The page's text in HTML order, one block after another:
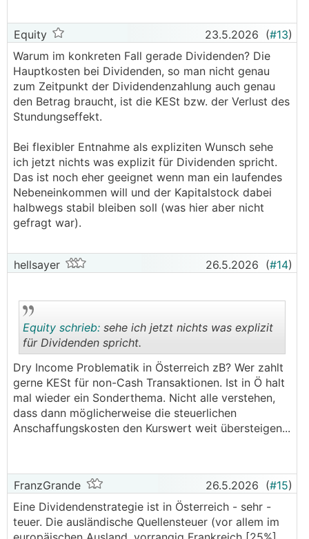
Equity 23.5.2026 (#13)
Warum im konkreten Fall gerade Dividenden? Die
Hauptkosten bei Dividenden, so man nicht genau
zum Zeitpunkt der Dividendenzahlung auch genau
den Betrag braucht, ist die KESt bzw. der Verlust des
Stundungseffekt.
Bei flexibler Entnahme als expliziten Wunsch sehe
ich jetzt nichts was explizit für Dividenden spricht.
Das ist noch eher geeignet wenn man ein laufendes
Nebeneinkommen will und der Kapitalstock dabei
halbwegs stabil bleiben soll (was hier aber nicht
gefragt war).
hellsayer 26.5.2026 (#14)
..
Equity schrieb: sehe ich jetzt nichts was explizit
für Dividenden spricht.
Dry Income Problematik in Österreich zB? Wer zahlt
gerne KESt für non-Cash Transaktionen. Ist in Ö halt
mal wieder ein Sonderthema. Nicht alle verstehen,
dass dann möglicherweise die steuerlichen
Anschaffungskosten den Kurswert weit übersteigen...
FranzGrande 26.5.2026 (#15)
Eine Dividendenstrategie ist in Österreich - sehr -
teuer. Die ausländische Quellensteuer (vor allem im